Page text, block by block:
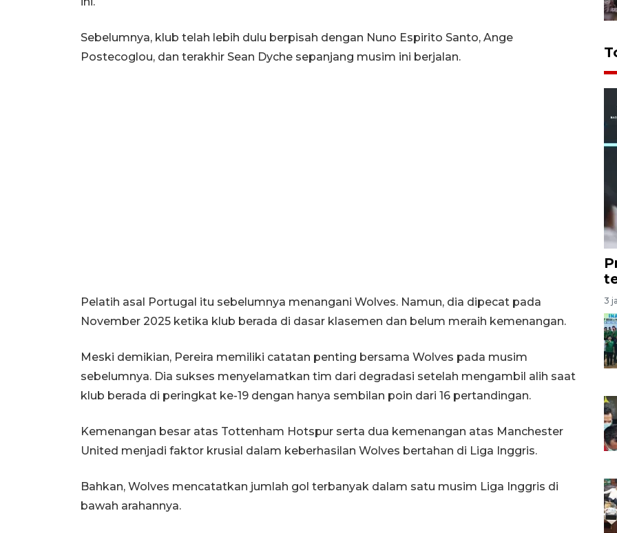
Sebelumnya, klub telah lebih dulu berpisah dengan Nuno Espirito Santo, Ange
Postecoglou, dan terakhir Sean Dyche sepanjang musim ini berjalan.
Pelatih asal Portugal itu sebelumnya menangani Wolves. Namun, dia dipecat pada
November 2025 ketika klub berada di dasar klasemen dan belum meraih kemenangan.
Meski demikian, Pereira memiliki catatan penting bersama Wolves pada musim
sebelumnya. Dia sukses menyelamatkan tim dari degradasi setelah mengambil alih saat
klub berada di peringkat ke-19 dengan hanya sembilan poin dari 16 pertandingan.
Kemenangan besar atas Tottenham Hotspur serta dua kemenangan atas Manchester
United menjadi faktor krusial dalam keberhasilan Wolves bertahan di Liga Inggris.
Bahkan, Wolves mencatatkan jumlah gol terbanyak dalam satu musim Liga Inggris di
bawah arahannya.
3